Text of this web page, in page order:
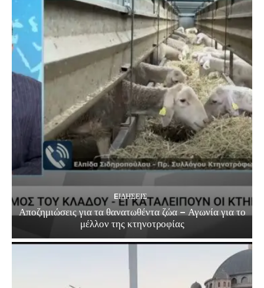
EΙΔΗΣΕΙΣ
Αποζημιώσεις για τα θανατωθέντα ζώα – Αγωνία για το
μέλλον της κτηνοτροφίας